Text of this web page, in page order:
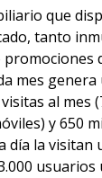
que
tanto
promociones
mes
al mes
y 650
día la visitan
usuarios